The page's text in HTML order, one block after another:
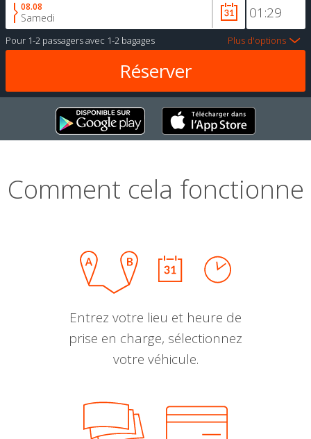
08.08
Samedi
Pour 1-2 passagersavec 1-2 bagages Plus d'options
Comment cela fonctionne
Entrez votre lieu et heure de
prise en charge, sélectionnez
votre véhicule.